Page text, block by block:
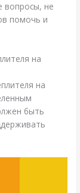
вопросы, не
помочь и
на
на
быть